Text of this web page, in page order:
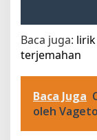
Baca juga:
terjemahan​
Baca Juga
oleh